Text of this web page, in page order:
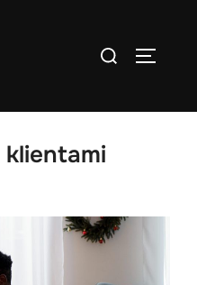
Search
klientami